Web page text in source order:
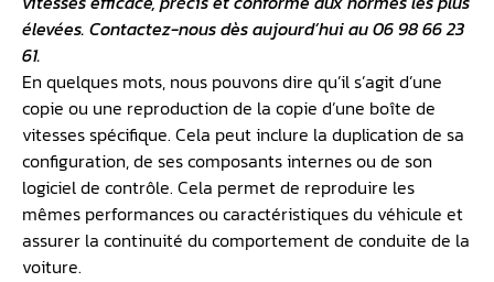
élevées. Contactez-nous dès aujourd’hui au 06 98 66 23
61.
En quelques mots, nous pouvons dire qu’il s’agit d’une
copie ou une reproduction de la copie d’une boîte de
vitesses spécifique. Cela peut inclure la duplication de sa
configuration, de ses composants internes ou de son
logiciel de contrôle. Cela permet de reproduire les
mêmes performances ou caractéristiques du véhicule et
assurer la continuité du comportement de conduite de la
voiture.